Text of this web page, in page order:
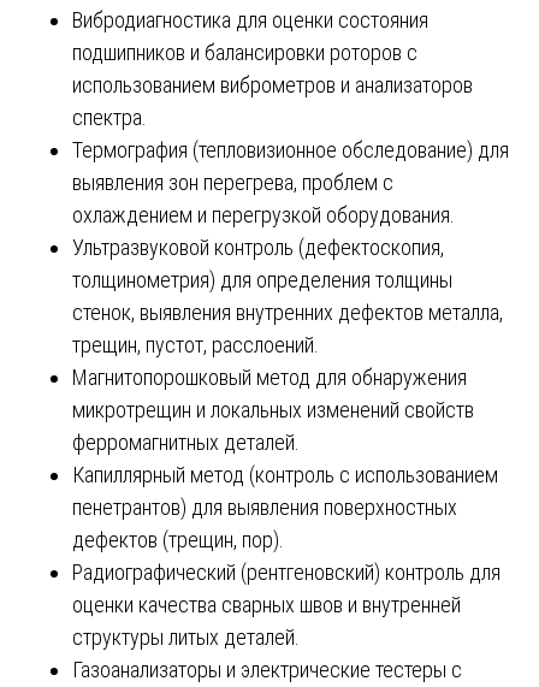
Вибродиагностика для оценки состояния
подшипников и балансировки роторов с
использованием виброметров и анализаторов
спектра.
Термография (тепловизионное обследование) для
выявления зон перегрева, проблем с
охлаждением и перегрузкой оборудования.
Ультразвуковой контроль (дефектоскопия,
толщинометрия) для определения толщины
стенок, выявления внутренних дефектов металла,
трещин, пустот, расслоений.
Магнитопорошковый метод для обнаружения
микротрещин и локальных изменений свойств
ферромагнитных деталей.
Капиллярный метод (контроль с использованием
пенетрантов) для выявления поверхностных
дефектов (трещин, пор).
Радиографический (рентгеновский) контроль для
оценки качества сварных швов и внутренней
структуры литых деталей.
Газоанализаторы и электрические тестеры с